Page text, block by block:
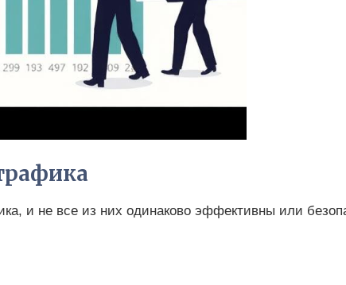
и не все из них одинаково эффективны или